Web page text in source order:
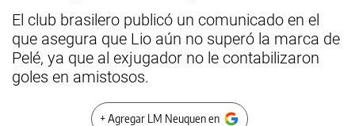
El club brasilero publicó un comunicado en el
que asegura que Lio aún no superó la marca de
Pelé, ya que al exjugador no le contabilizaron
goles en amistosos.
+ Agregar LM Neuquen en